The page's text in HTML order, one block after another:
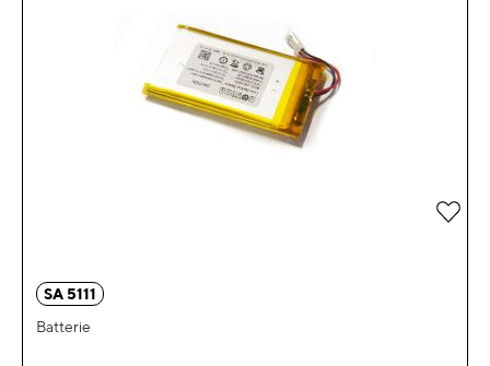
SA 5111
Batterie
Zur